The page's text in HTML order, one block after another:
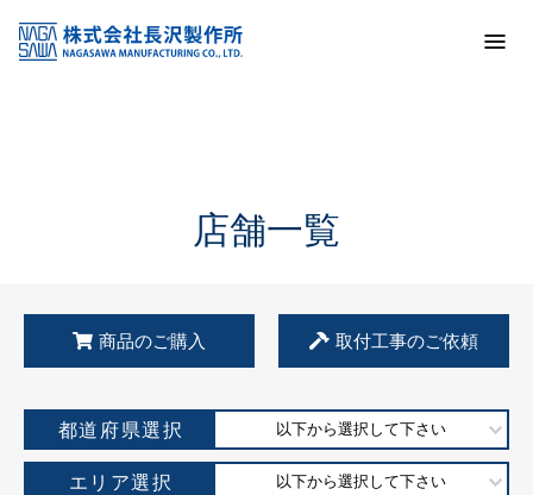
KSS加盟店・取扱店情報
店舗一覧
店舗一覧
商品のご購入 取付工事のご依頼
都道府県選択 以下から選択して下さい
エリア選択 以下から選択して下さい